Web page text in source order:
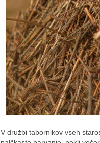
V družbi tabornikov vseh